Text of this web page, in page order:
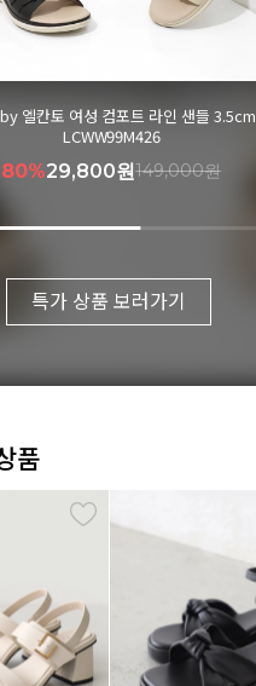
엘칸토 여성 펀칭디테일 케이지 오픈 슈
즈 2.5cm LCWC93M613
74%41,900원159,000원
특가 상품 보러가기
품